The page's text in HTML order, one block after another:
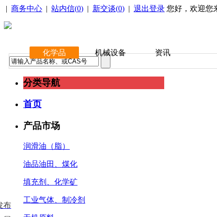
| 商务中心 | 站内信(0) | 新交谈(0) | 退出登录 您好，欢迎您
化学品 机械设备 资讯
分类导航
首页
产品市场
润滑油（脂）
油品油田、煤化
填充剂、化学矿
工业气体、制冷剂
布